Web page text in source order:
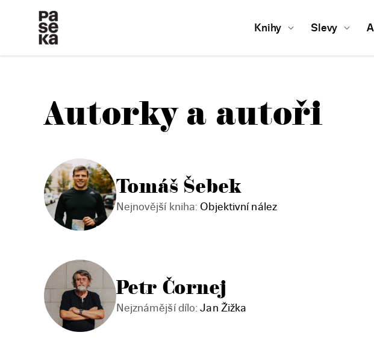
Knihy Slevy
Autorky a autoři
Tomáš Šebek
Nejnovější kniha: Objektivní nález
Petr Čornej
Nejznámější dílo: Jan Žižka